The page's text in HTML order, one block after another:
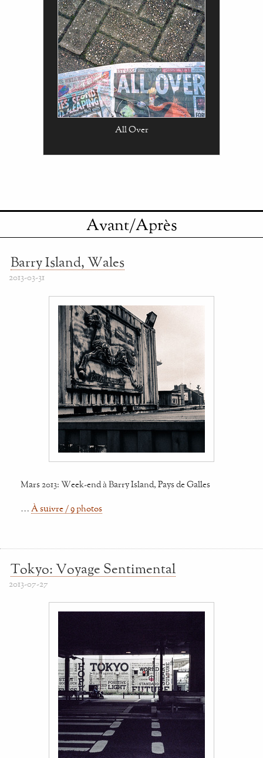
All Over
Avant/Après
Barry Island, Wales
2013-03-31
Mars 2013: Week-end à Barry Island, Pays de Galles
… À suivre / 9 photos
Tokyo: Voyage Sentimental
2013-07-27